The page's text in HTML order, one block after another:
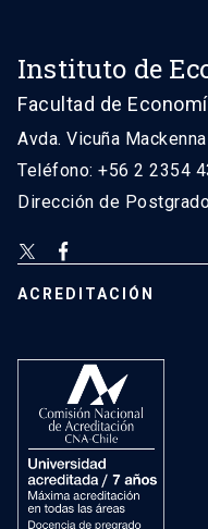
Instituto de
Facultad de
Avda. Vicuña
Teléfono: +56 2 2354
Dirección de
ACREDITACIÓN